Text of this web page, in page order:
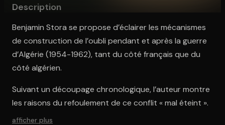
Description
Benjamin Stora se propose d’éclairer les mécanismes
de construction de l’oubli pendant et après la guerre
d’Algérie (1954-1962), tant du côté français que du
côté algérien.
Suivant un découpage chronologique, l’auteur montre
les raisons du refoulement de ce conflit « mal éteint ».
afficher plus